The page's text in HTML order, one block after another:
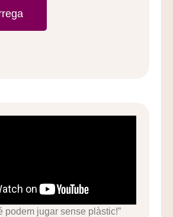
podem jugar sense plàstic!”